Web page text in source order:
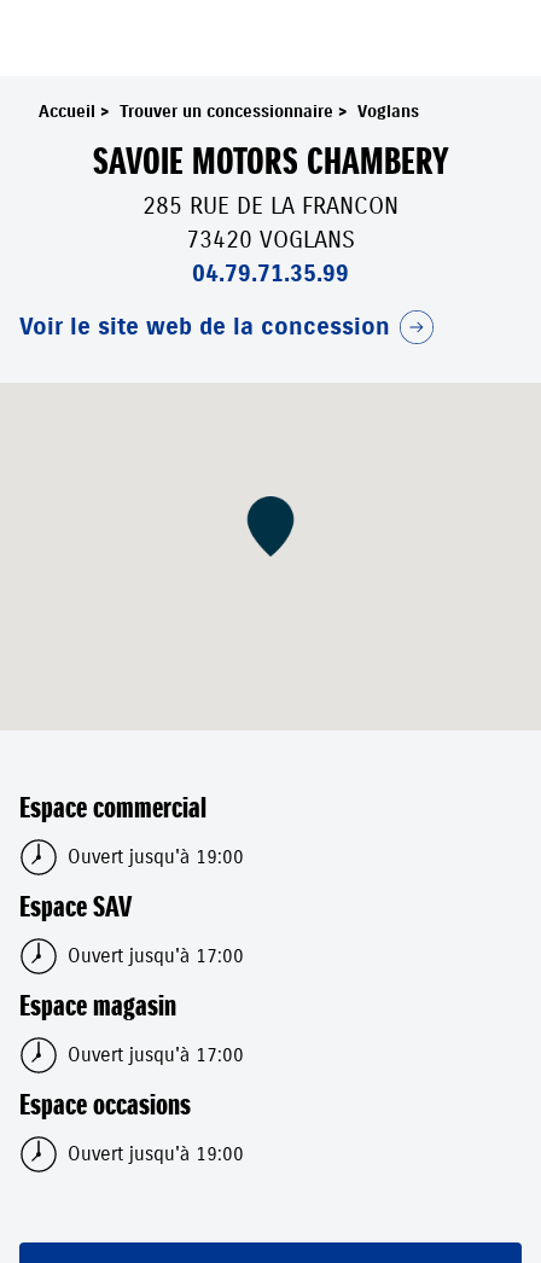
Accueil > Trouver un concessionnaire > Voglans
SAVOIE MOTORS CHAMBERY
285 RUE DE LA FRANCON
73420 VOGLANS
04.79.71.35.99
Voir le site web de la concession
Espace commercial
Ouvert jusqu'à 19:00
Espace SAV
Ouvert jusqu'à 17:00
Espace magasin
Ouvert jusqu'à 17:00
Espace occasions
Ouvert jusqu'à 19:00